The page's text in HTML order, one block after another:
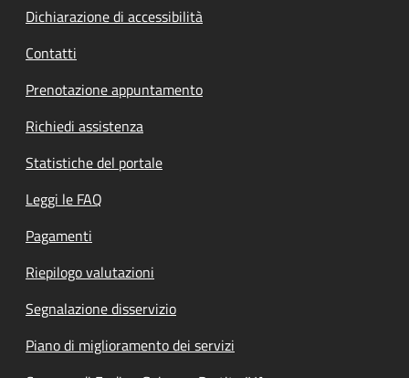
Dichiarazione di accessibilità
Contatti
Prenotazione appuntamento
Richiedi assistenza
Statistiche del portale
Leggi le FAQ
Pagamenti
Riepilogo valutazioni
Segnalazione disservizio
Piano di miglioramento dei servizi